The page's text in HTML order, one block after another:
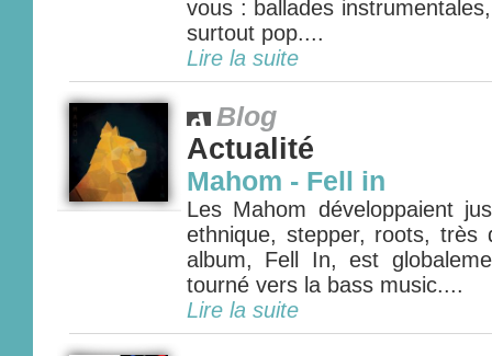
vous : ballades
surtout pop....
Lire la suite
Blog
Actualité
Mahom - Fell in
Les Mahom développaient
ethnique, stepper, roots, très
album, Fell In, est
tourné vers la bass music....
Lire la suite